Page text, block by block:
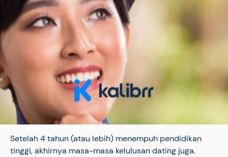
Setelah 4 tahun (atau lebih) menempuh pendidikan
tinggi, akhirnya masa-masa kelulusan dating juga.